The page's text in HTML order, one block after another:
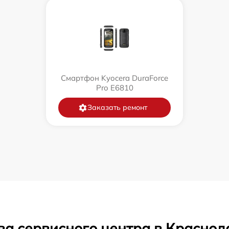
Смартфон Kyocera DuraForce
Pro E6810
Заказать ремонт